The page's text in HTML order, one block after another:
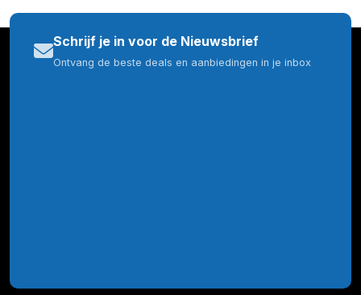
Schrijf je in voor de Nieuwsbrief
Ontvang de beste deals en aanbiedingen in je inbox